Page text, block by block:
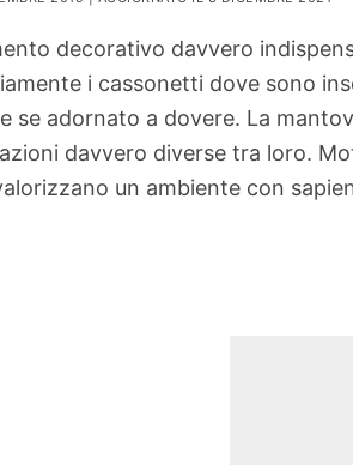
for:
decorativo davvero
i cassonetti dove sono
se adornato a dovere. La
davvero diverse tra loro.
un ambiente con